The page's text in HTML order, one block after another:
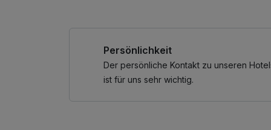
Persönlichkeit
Der persönliche Kontakt zu unseren
ist für uns sehr wichtig.